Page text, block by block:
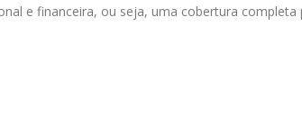
e financeira, ou seja, uma cobertura completa